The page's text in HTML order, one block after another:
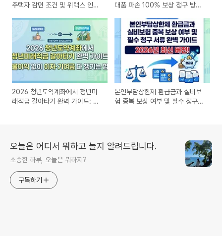
주택자 감면 조건 및 위택스 인터
대품 파손 100% 보상 청구 방법
2026 청년도약계좌에서 청년미
래적금 갈아타기 완벽 가이드: 불
본인부담상한제 환급금과 실비보
험 중복 보상 여부 및 필수 청구
오늘은 어디서 뭐하고 놀지 알려드립니다.
소중한 하루, 오늘은 뭐하지?
구독하기